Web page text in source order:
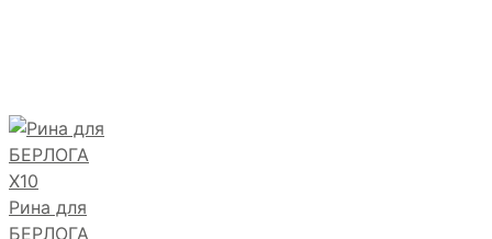
Рина для
БЕРЛОГА